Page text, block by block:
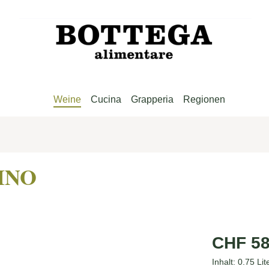
Weine Cucina Grapperia Regionen
Regulärer
CHF
Inhalt: 0.75